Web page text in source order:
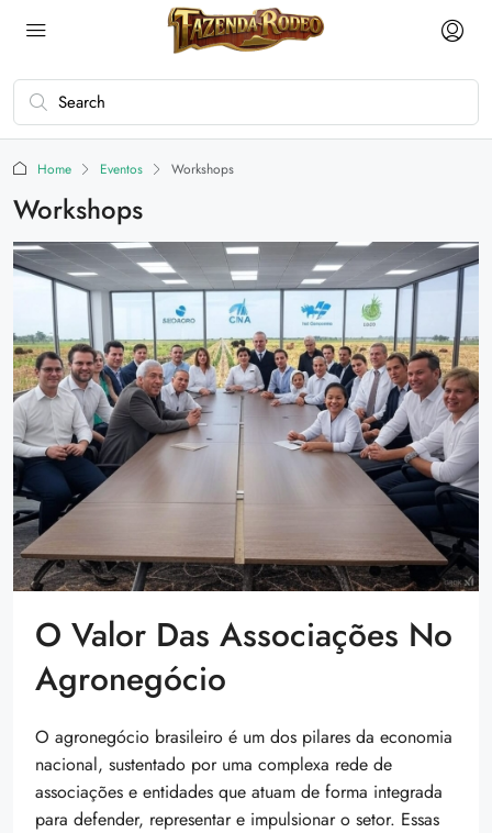
Home Eventos Workshops
Workshops
O Valor Das Associações No
Agronegócio
O agronegócio brasileiro é um dos pilares da economia
nacional, sustentado por uma complexa rede de
associações e entidades que atuam de forma integrada
para defender, representar e impulsionar o setor. Essas